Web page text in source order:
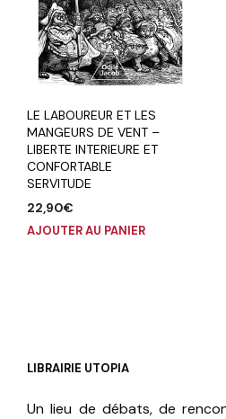
LE LABOUREUR ET LES
MANGEURS DE VENT –
LIBERTE INTERIEURE ET
CONFORTABLE
SERVITUDE
22,90€
AJOUTER AU PANIER
LIBRAIRIE UTOPIA
Un lieu de débats, de